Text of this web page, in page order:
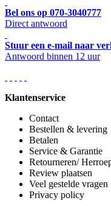
Bel ons op 070-3040777
Direct antwoord
Stuur een e-mail naar
Antwoord binnen 12 uur
Klantenservice
Contact
Bestellen & levering
Betalen
Service & Garantie
Retourneren/
Review plaatsen
Veel gestelde vragen
Privacy policy